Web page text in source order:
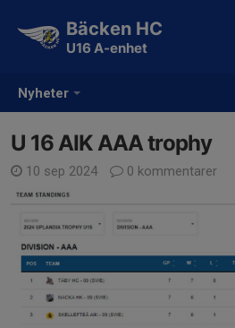
Nyheter
Bäcken HC
U16 A-enhet
U 16 AIK AAA trophy
10 sep 2024 0 kommentarer